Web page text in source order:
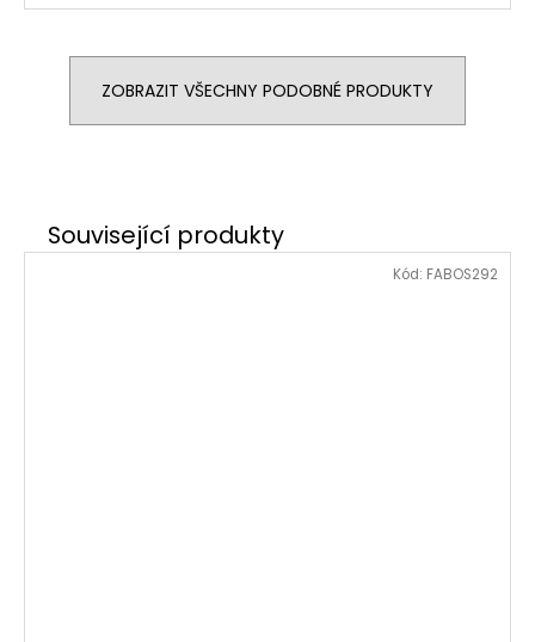
ZOBRAZIT VŠECHNY PODOBNÉ PRODUKTY
Kód: FABOS292